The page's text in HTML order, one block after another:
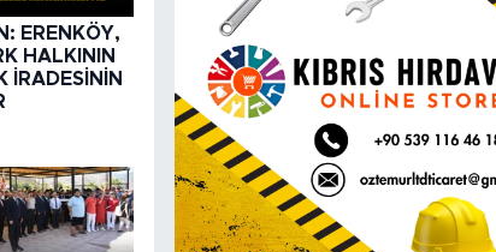
ERENKÖY,
HALKININ
İRADESİNİN